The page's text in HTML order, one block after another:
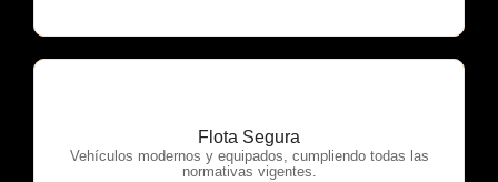
Flota Segura
Vehículos modernos y equipados, cumpliendo todas las
normativas vigentes.
OTP Servicios